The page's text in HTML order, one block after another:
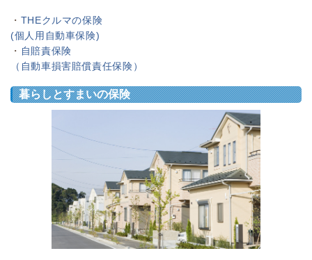
・ THEクルマの保険
(個人用自動車保険)
・ 自賠責保険
（自動車損害賠償責任保険）
暮らしとすまいの保険